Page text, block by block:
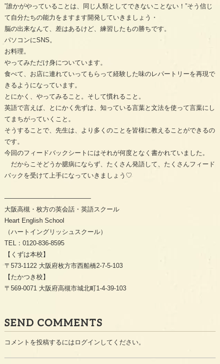
”誰かがやっていることは、同じ人類としてできないことない！”そう信じ
て自分たちの能力をますます開発していきましょう・
脳の出来なんて、差はあるけど、練習したもの勝ちです。
パソコンにSNS。
お料理。
やってみただけ身についています。
食べて、お店に連れていってもらって経験した味のレパートリーを再現で
きるようになっています。
とにかく、やってみること。そして慣れること。
英語で言えば、とにかく先ずは、知っている言葉と文法を使って言葉にし
てまちがっていくこと。
そうすることで、先生は、より多くのことを皆様に教えることができるの
です。
今回のフィードバックシートにはそれが何度となく書かれていました。
だからこそどうか臆病にならず、たくさん発語して、たくさんフィード
バックを受けて上手になっていきましょう♡
—————————————–
大阪高槻・枚方の英会話・英語スクール
Heart English School
（ハートイングリッシュスクール）
TEL：0120-836-8595
【くずは本校】
〒573-1122 大阪府枚方市西船橋2-7-5-103
【たかつき校】
〒569-0071 大阪府高槻市城北町1-4-39-103
SEND COMMENTS
コメントを投稿するには ログイン してください。